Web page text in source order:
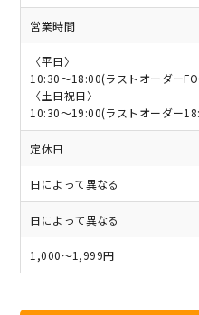
営業時間
〈平日〉
10:30～18:00(ラストオーダー
〈土日祝日〉
10:30～19:00(ラストオーダー
定休日
日によって異なる
日によって異なる
1,000～1,999円